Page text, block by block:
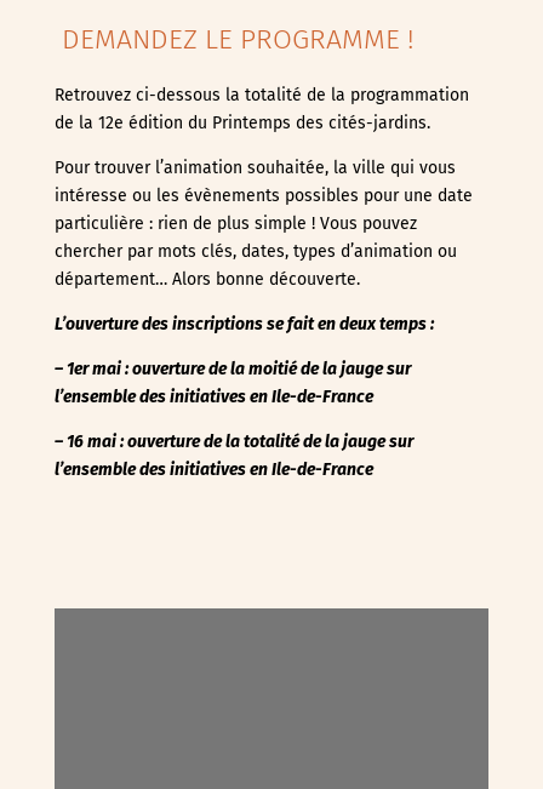
DEMANDEZ LE PROGRAMME !
Retrouvez ci-dessous la totalité de la programmation
de la 12e édition du Printemps des cités-jardins.
Pour trouver l’animation souhaitée, la ville qui vous
intéresse ou les évènements possibles pour une date
particulière : rien de plus simple ! Vous pouvez
chercher par mots clés, dates, types d’animation ou
département… Alors bonne découverte.
L’ouverture des inscriptions se fait en deux temps :
– 1er mai : ouverture de la moitié de la jauge sur
l’ensemble des initiatives en Ile-de-France
– 16 mai : ouverture de la totalité de la jaugesur
l’ensemble des initiatives en Ile-de-France